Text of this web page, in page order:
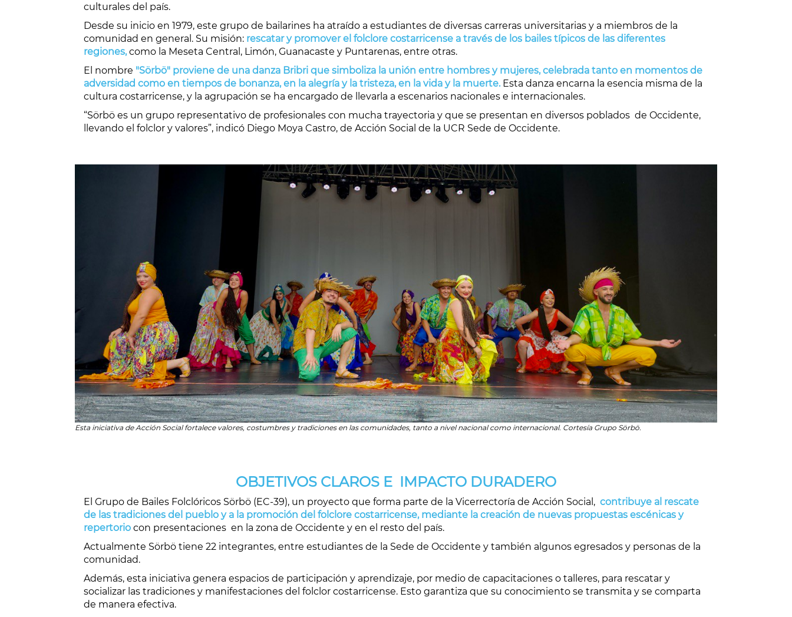
culturales del país.
Desde su inicio en 1979, este grupo de bailarines ha atraído a estudiantes de diversas carreras universitarias y a miembros de la
comunidad en general. Su misión: rescatar y promover el folclore costarricense a través de los bailes típicos de las diferentes
regiones,como la Meseta Central, Limón, Guanacaste y Puntarenas, entre otras.
El nombre "Sörbö" proviene de una danza Bribri que simboliza la unión entre hombres y mujeres, celebrada tanto en momentos de
adversidad como en tiempos de bonanza, en la alegría y la tristeza, en la vida y la muerte. Esta danza encarna la esencia misma de la
cultura costarricense, y la agrupación se ha encargado de llevarla a escenarios nacionales e internacionales.
“Sörbö es un grupo representativo de profesionales con mucha trayectoria y que se presentan en diversos poblados de Occidente,
llevando el folclor y valores”, indicó Diego Moya Castro, de Acción Social de la UCR Sede de Occidente.
Esta iniciativa de Acción Social fortalece valores, costumbres y tradiciones en las comunidades, tanto a nivel nacional como internacional. Cortesía Grupo Sörbö.
OBJETIVOS CLAROS E IMPACTO DURADERO
El Grupo de Bailes Folclóricos Sörbö (EC-39), un proyecto que forma parte de la Vicerrectoría de Acción Social, contribuye al rescate
de las tradiciones del pueblo y a la promoción del folclore costarricense,mediante la creación de nuevas propuestas escénicas y
repertorio con presentaciones en la zona de Occidente y en el resto del país.
Actualmente Sörbö tiene 22 integrantes, entre estudiantes de la Sede de Occidente y también algunos egresados y personas de la
comunidad.
Además, esta iniciativa genera espacios de participación y aprendizaje, por medio de capacitaciones o talleres, para rescatar y
socializar las tradiciones y manifestaciones del folclor costarricense. Esto garantiza que su conocimiento se transmita y se comparta
de manera efectiva.